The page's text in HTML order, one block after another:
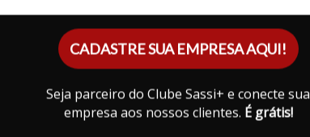
CADASTRE SUA EMPRESA AQUI!
Seja parceiro do Clube Sassi+ e conecte sua
empresa aos nossos clientes. É grátis!
POMAR